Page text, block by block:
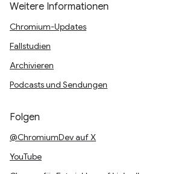
Weitere Informationen
Chromium-Updates
Fallstudien
Archivieren
Podcasts und Sendungen
Folgen
@ChromiumDev auf X
YouTube